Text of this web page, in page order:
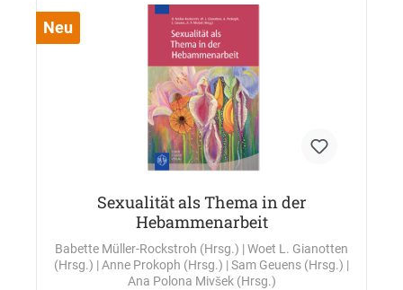
Neu
Sexualität als Thema in der
Hebammenarbeit
Babette Müller-Rockstroh (Hrsg.) | Woet L. Gianotten
(Hrsg.)
| Anne Prokoph (Hrsg.) | Sam Geuens (Hrsg.) |
Ana Polona Mivšek (Hrsg.)